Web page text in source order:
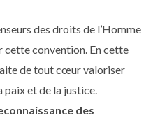
des droits de l’Homme
convention. En cette
de tout cœur valoriser
paix et de la justice.
des